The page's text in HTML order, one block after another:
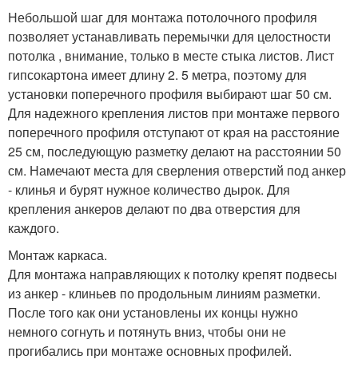
Небольшой шаг для монтажа потолочного профиля
позволяет устанавливать перемычки для целостности
потолка , внимание, только в месте стыка листов. Лист
гипсокартона имеет длину 2. 5 метра, поэтому для
установки поперечного профиля выбирают шаг 50 см.
Для надежного крепления листов при монтаже первого
поперечного профиля отступают от края на расстояние
25 см, последующую разметку делают на расстоянии 50
см. Намечают места для сверления отверстий под анкер
- клинья и бурят нужное количество дырок. Для
крепления анкеров делают по два отверстия для
каждого.
Монтаж каркаса.
Для монтажа направляющих к потолку крепят подвесы
из анкер - клиньев по продольным линиям разметки.
После того как они установлены их концы нужно
немного согнуть и потянуть вниз, чтобы они не
прогибались при монтаже основных профилей.